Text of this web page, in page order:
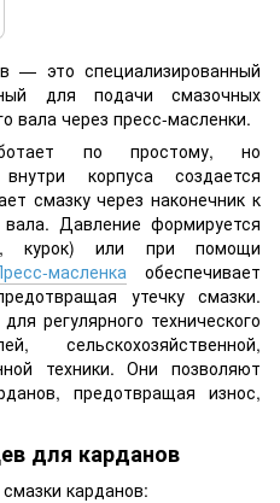
— это специализированный
для подачи смазочных
вала через пресс-масленки.
по простому, но
корпуса создается
смазку через наконечник к
Давление формируется
курок) или при помощи
масленка обеспечивает
утечку смазки.
регулярного технического
сельскохозяйственной,
техники. Они позволяют
предотвращая износ,
для карданов
карданов: